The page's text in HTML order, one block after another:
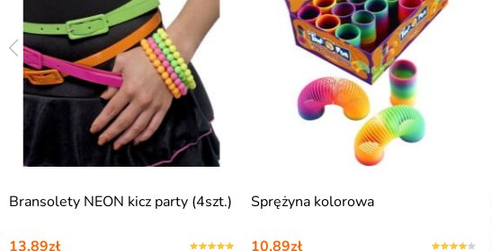
Bransolety NEON kicz party (4szt.)
13,89zł
Sprężyna kolorowa
10,89zł